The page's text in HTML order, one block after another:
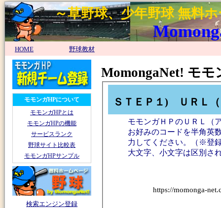
～草野球、少年野球 無料
HOME 野球教材
モモンガHPについて
モモンガHPとは
モモンガHPの機能
サービスランク
野球サイト比較表
モモンガHPサンプル
検索エンジン登録
MomongaNet! モ
ＳＴＥＰ１) ＵＲＬ
モモンガＨＰのＵＲＬ（
お好みのコードを半角英
力してください。（※登
大文字、小文字は区別さ
https://momonga-